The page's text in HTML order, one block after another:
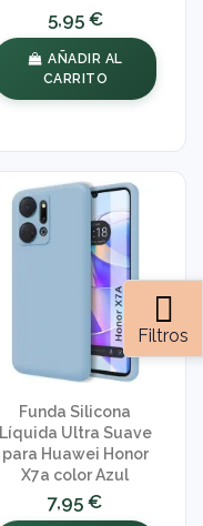
Filtros
5,95 €
AÑADIR AL
CARRITO
Funda Silicona
Líquida Ultra Suave
para Huawei Honor
X7a color Azul
7,95 €